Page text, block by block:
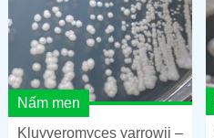
Nấm men
Kluyveromyces yarrowii –